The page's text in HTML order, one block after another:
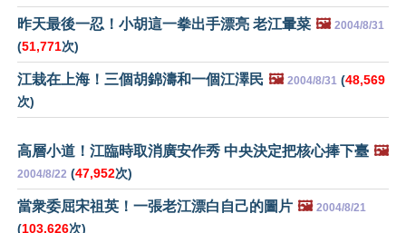
昨天最後一忍！小胡這一拳出手漂亮 老江暈菜 🖼️ 2004/8/31
(51,771次)
江栽在上海！三個胡錦濤和一個江澤民 🖼️ 2004/8/31 (48,569
次)
高層小道！江臨時取消廣安作秀 中央決定把核心捧下臺 🖼️
2004/8/22 (47,952次)
當衆委屈宋祖英！一張老江漂白自己的圖片 🖼️ 2004/8/21
(103,626次)